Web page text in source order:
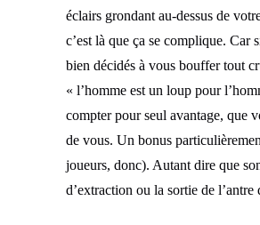
éclairs grondant au-dessus de
c’est là que ça se complique. Car
bien décidés à vous bouffer tout
« l’homme est un loup pour
compter pour seul avantage, que
de vous. Un bonus
joueurs, donc). Autant dire que
d’extraction ou la sortie de l’antre